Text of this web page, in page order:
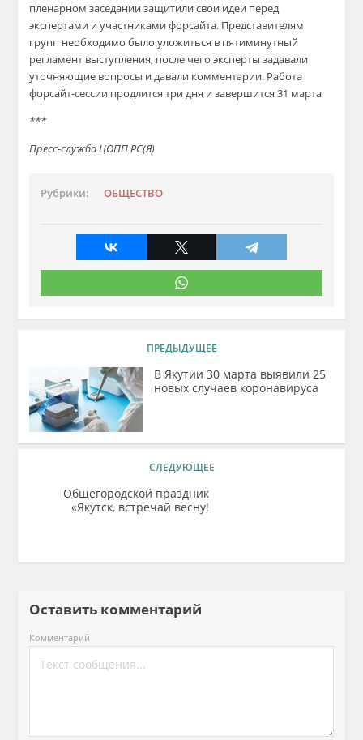
пленарном заседании защитили свои идеи перед
экспертами и участниками форсайта. Представителям
групп необходимо было уложиться в пятиминутный
регламент выступления, после чего эксперты задавали
уточняющие вопросы и давали комментарии. Работа
форсайт-сессии продлится три дня и завершится 31 марта
***
Пресс-служба ЦОПП РС(Я)
Рубрики: ОБЩЕСТВО
ПРЕДЫДУЩЕЕ
В Якутии 30 марта выявили 25
новых случаев коронавируса
СЛЕДУЮЩЕЕ
Общегородской праздник
«Якутск, встречай весну!
Оставить комментарий
Комментарий